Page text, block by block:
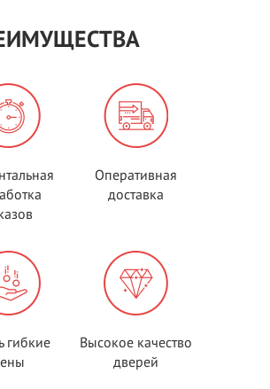
Оперативная
доставка
гибкие
Высокое качество
дверей